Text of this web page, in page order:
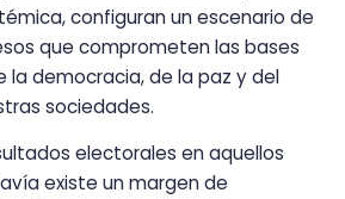
configuran un escenario de
que comprometen las bases
la democracia, de la paz y del
sociedades.
electorales en aquellos
existe un margen de